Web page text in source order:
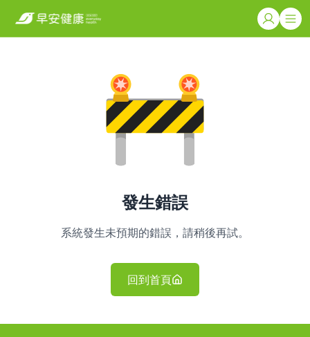
發生錯誤
系統發生未預期的錯誤，請稍後再試。
回到首頁